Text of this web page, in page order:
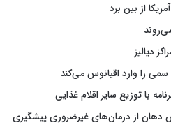
از بین برد
را وارد اقیانوس می‌کند
با توزیع سایر اقلام غذایی
از درمان‌های غیرضروری پیشگیری